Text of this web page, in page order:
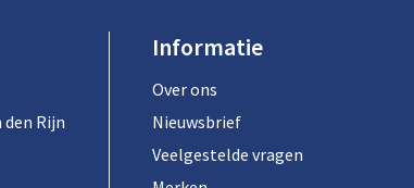
den Rijn
Informatie
Over ons
Nieuwsbrief
Veelgestelde vragen